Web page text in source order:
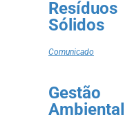
Resíduos
Sólidos
Comunicado
Gestão
Ambiental